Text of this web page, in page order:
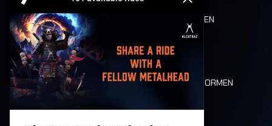
ETEN EN DRINKEN
MOBILITEIT
LONE WOLVES
PLATTEGROND
DEATH RIDE
WAARDEN EN NORMEN
HISTORIEK